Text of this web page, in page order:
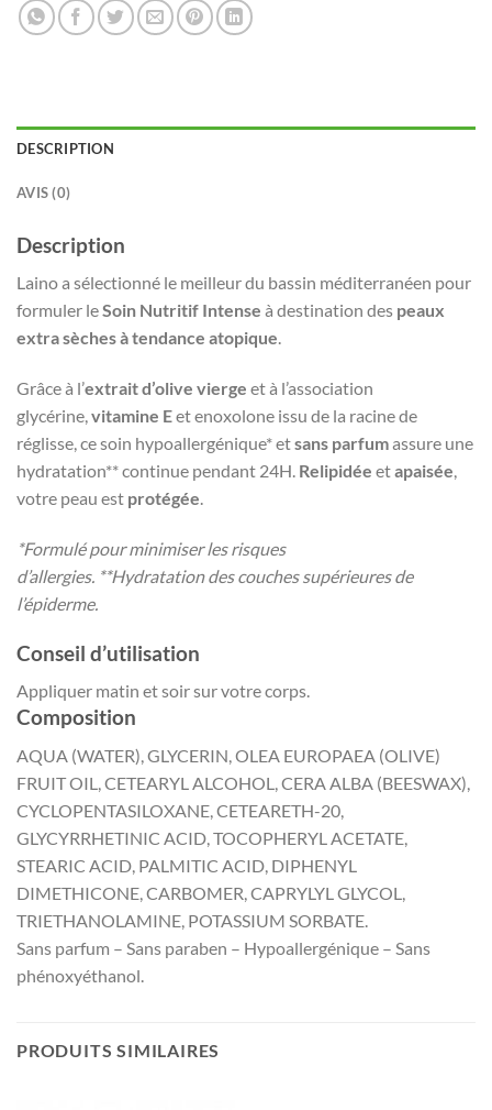
DESCRIPTION
AVIS (0)
Description
Laino a sélectionné le meilleur du bassin méditerranéen pour
formuler leSoin Nutritif Intense à destination des peaux
extra sèches à tendance atopique.
Grâce à l’extrait d’olive vierge et à l’association
glycérine,vitamine Eet enoxolone issu de la racine de
réglisse, ce soin hypoallergénique* etsans parfumassure une
hydratation** continue pendant 24H. Relipidée etapaisée,
votre peau est protégée.
*Formulé pour minimiser les risques
d’allergies. **Hydratation des couches supérieures de
l’épiderme.
Conseil d’utilisation
Appliquer matin et soir sur votre corps.
Composition
AQUA (WATER), GLYCERIN, OLEA EUROPAEA (OLIVE)
FRUIT OIL, CETEARYL ALCOHOL, CERA ALBA (BEESWAX),
CYCLOPENTASILOXANE, CETEARETH-20,
GLYCYRRHETINIC ACID, TOCOPHERYL ACETATE,
STEARIC ACID, PALMITIC ACID, DIPHENYL
DIMETHICONE, CARBOMER, CAPRYLYL GLYCOL,
TRIETHANOLAMINE, POTASSIUM SORBATE.
Sans parfum – Sans paraben – Hypoallergénique – Sans
phénoxyéthanol.
PRODUITS SIMILAIRES